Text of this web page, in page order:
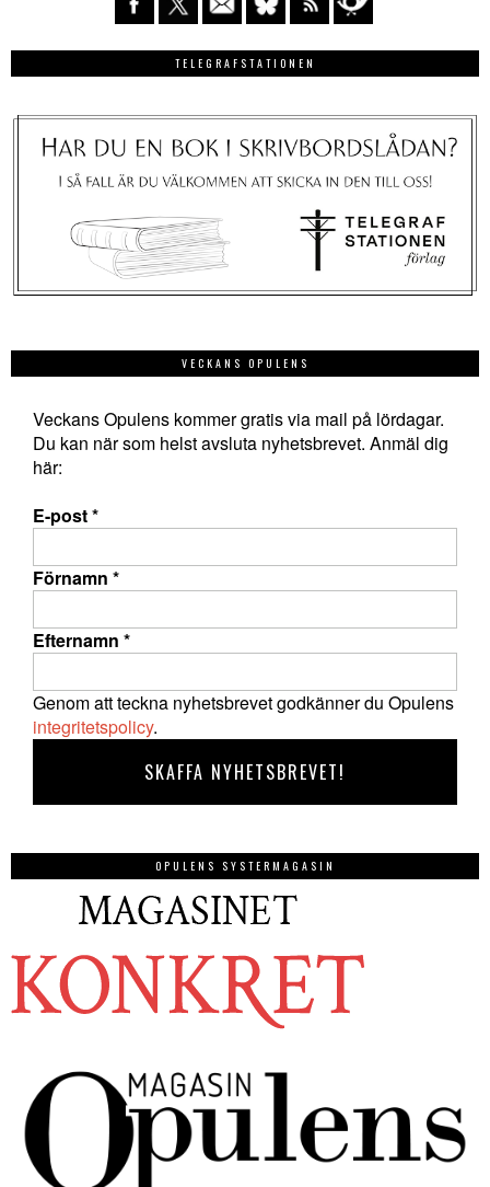
TELEGRAFSTATIONEN
VECKANS OPULENS
Veckans Opulens kommer gratis via mail på lördagar.
Du kan när som helst avsluta nyhetsbrevet. Anmäl dig
här:
E-post*
Förnamn *
Efternamn *
Genom att teckna nyhetsbrevet godkänner du Opulens
integritetspolicy.
OPULENS SYSTERMAGASIN